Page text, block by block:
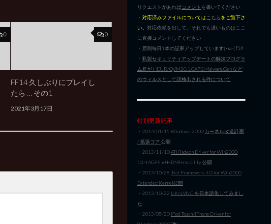
0 0
FF14 久しぶりにプレイし
たら … その1
2021年3月17日
リクエストがあればコメント を書いてください
・ 対応済みファイルについては こちらをご覧下さ
い。 対応依頼を出して、それでも遅いものはここ
に直接コメントしてください
・原則毎日1本の記事アップしています|･ω･)ﾁﾗﾘ
・ 私製セキュリティアップデートの解凍プログラ
ム群が HEUR/QVM20.1.0A7B.Malware.Gen など
のウィルスとして誤検出される件について
特別更新記事
・2014/01/15 Windows 2000 カーネル改造計画
/ 拡張コア 公開
・2013/11/10ATI Radeon Driver for Win2000
13.4 AGPFix+HDMI+mobility 公開
・2013/10/28 .Net Framework 4.0 for Win2000
Extended Kernel公開
・2013/10/22 Ultra VNC を日本語化してみまし
た
・2013/05/20 iPod Touch/iPhone Driver for